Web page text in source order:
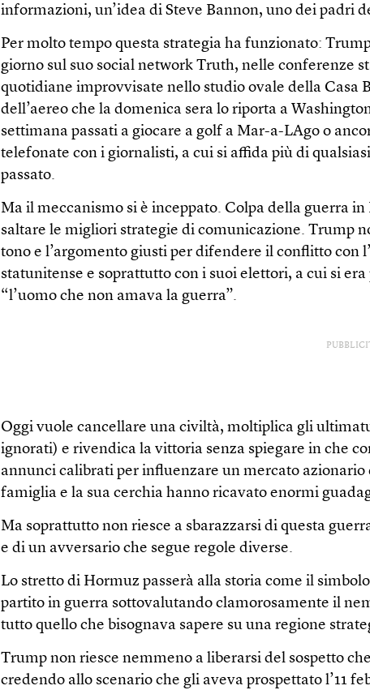
informazioni, un’idea di Steve Bannon, uno dei padri
Per molto tempo questa strategia ha funzionato:
giorno sul suo social network Truth, nelle conferenze
quotidiane improvvisate nello studio ovale della Casa
dell’aereo che la domenica sera lo riporta a
settimana passati a giocare a golf a Mar-a-LAgo o
telefonate con i giornalisti, a cui si affida più di
passato.
Ma il meccanismo si è inceppato. Colpa della guerra
saltare le migliori strategie di comunicazione. Trump
tono e l’argomento giusti per difendere il conflitto con
statunitense e soprattutto con i suoi elettori, a cui si
“l’uomo che non amava la guerra”.
Oggi vuole cancellare una civiltà, moltiplica gli
ignorati) e rivendica la vittoria senza spiegare in che
annunci calibrati per influenzare un mercato azionario
famiglia e la sua cerchia hanno ricavato enormi
Ma soprattutto non riesce a sbarazzarsi di questa
e di un avversario che segue regole diverse.
Lo stretto di Hormuz passerà alla storia come il
partito in guerra sottovalutando clamorosamente il
tutto quello che bisognava sapere su una regione
Trump non riesce nemmeno a liberarsi del sospetto
credendo allo scenario che gli aveva prospettato l’11